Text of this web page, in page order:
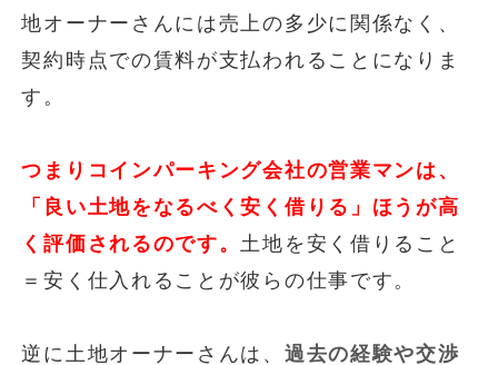
地オーナーさんには売上の多少に関係なく、
契約時点での賃料が支払われることになりま
す。
つまりコインパーキング会社の営業マンは、
「良い土地をなるべく安く借りる」ほうが高
く評価されるのです。土地を安く借りること
＝安く仕入れることが彼らの仕事です。
逆に土地オーナーさんは、 過去の経験や交渉